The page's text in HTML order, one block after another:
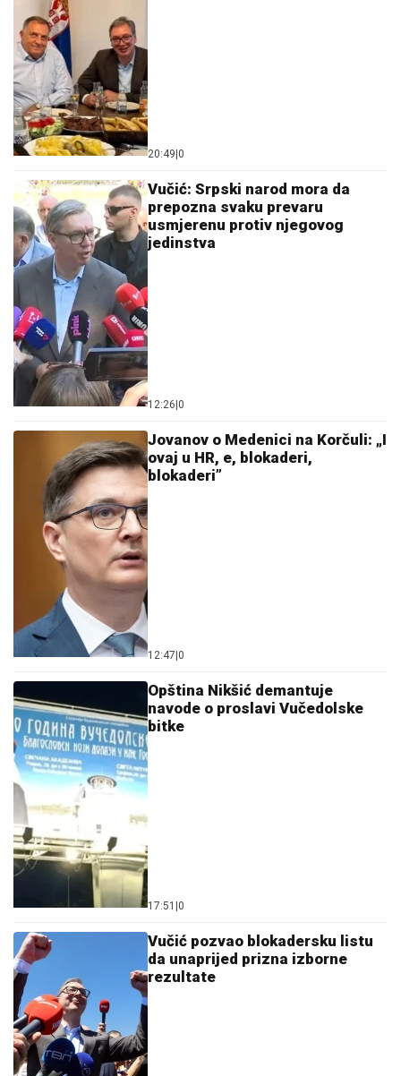
20:49|0
Vučić: Srpski narod mora da
prepozna svaku prevaru
usmjerenu protiv njegovog
jedinstva
12:26|0
Jovanov o Medenici na Korčuli: „I
ovaj u HR, e, blokaderi,
blokaderi”
12:47|0
Opština Nikšić demantuje
navode o proslavi Vučedolske
bitke
17:51 |0
Vučić pozvao blokadersku listu
da unaprijed prizna izborne
rezultate